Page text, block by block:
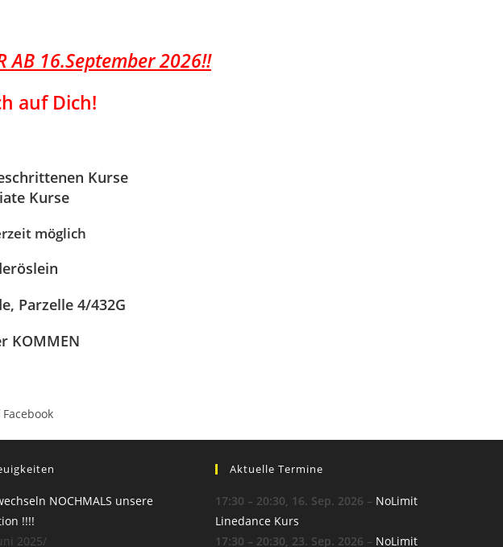
AB 16.September 2026!!
auf Dich!
Kurse
Kurse
möglich
Parzelle 4/432G
KOMMEN
NOCHMALS unsere
!!!!
2025/
Aktuelle Termine
17:30 – 20:30, 16. Sep. 2026 – NoLimit
Linedance Kurs
17:30 – 20:30, 23. Sep. 2026 – NoLimit